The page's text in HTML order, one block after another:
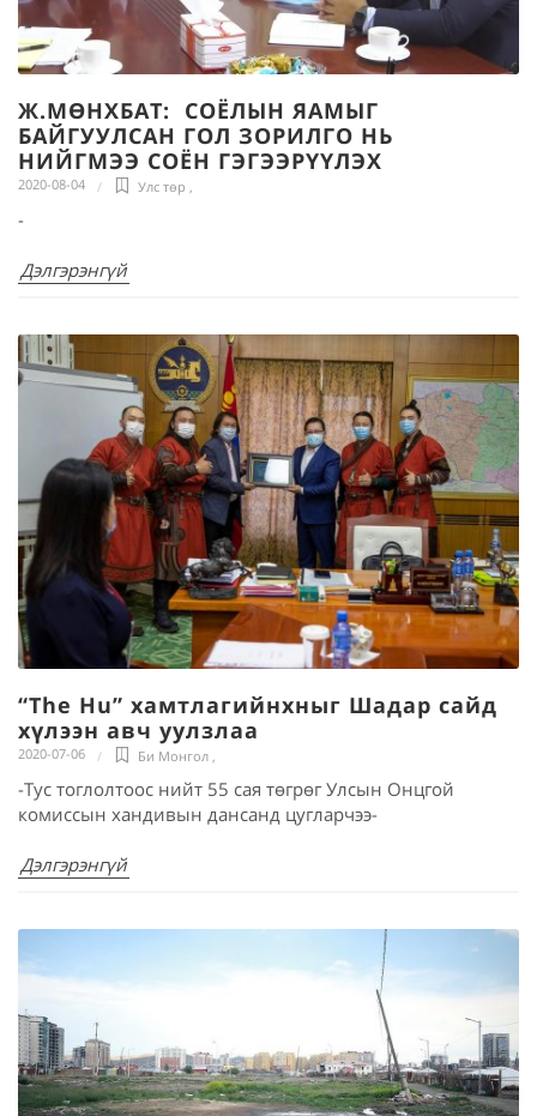
Ж.МӨНХБАТ: СОЁЛЫН ЯАМЫГ
БАЙГУУЛСАН ГОЛ ЗОРИЛГО НЬ
НИЙГМЭЭ СОЁН ГЭГЭЭРҮҮЛЭХ
2020-08-04 Улс төр ,
-
Дэлгэрэнгүй
“The Hu” хамтлагийнхныг Шадар сайд
хүлээн авч уулзлаа
2020-07-06 Би Монгол ,
-Тус тоглолтоос нийт 55 сая төгрөг Улсын Онцгой
комиссын хандивын дансанд цугларчээ-
Дэлгэрэнгүй